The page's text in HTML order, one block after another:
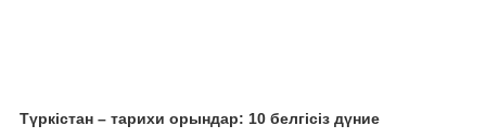
Түркістан – тарихи орындар: 10 белгісіз дүние